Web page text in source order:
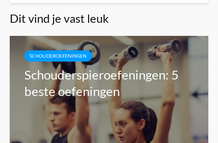
Dit vind je vast leuk
SCHOUDEROEFENINGEN
Schouderspieroefeningen: 5
beste oefeningen